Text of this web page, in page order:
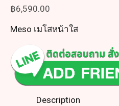
฿6,590.00
Meso เมโสหน้าใส
Description